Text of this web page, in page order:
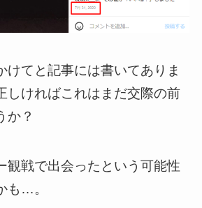
けてと記事には書いてありま
しければこれはまだ交際の前
か？
観戦で出会ったという可能性
も…。